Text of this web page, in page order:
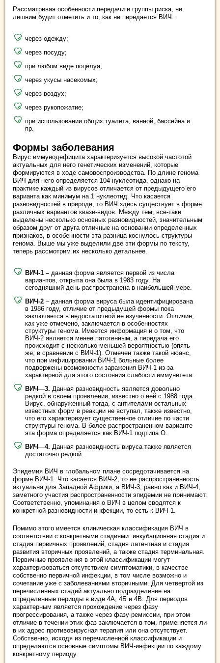
Рассматривая особенности передачи и группы риска, не
лишним будит отметить и то, как не передается ВИЧ:
через одежду;
через посуду;
при любом виде поцелуя;
через укусы насекомых;
через воздух;
через рукопожатие;
при использовании общих туалета, ванной, бассейна и
пр.
Формы заболевания
Вирус иммунодефицита характеризуется высокой частотой
актуальных для него генетических изменений, которые
формируются в ходе самовоспроизводства. По длине генома
ВИЧ для него определяется 104 нуклеотида, однако на
практике каждый из вирусов отличается от предыдущего его
варианта как минимум на 1 нуклеотид. Что касается
разновидностей в природе, то ВИЧ здесь существует в форме
различных вариантов квази-видов. Между тем, все-таки
выделены несколько основных разновидностей, значительным
образом друг от друга отличные на основании определенных
признаков, в особенности эта разница коснулось структуры
генома. Выше мы уже выделили две эти формы по тексту,
теперь рассмотрим их несколько детальнее.
ВИЧ-1 – данная форма является первой из числа
вариантов, открыта она была в 1983 году. На
сегодняшний день распространена в наибольшей мере.
ВИЧ-2 – данная форма вируса была идентифицирована
в 1986 году, отличие от предыдущей формы пока
заключается в недостаточной ее изученности. Отличие,
как уже отмечено, заключается в особенностях
структуры генома. Имеется информация и о том, что
ВИЧ-2 является менее патогенным, а передача его
происходит с несколько меньшей вероятностью (опять
же, в сравнении с ВИЧ-1). Отмечен также такой нюанс,
что при инфицировании ВИЧ-1 больные более
подвержены возможности заражения ВИЧ-1 из-за
характерной для этого состояния слабости иммунитета.
ВИЧ—3. Данная разновидность является довольно
редкой в своем проявлении, известно о ней с 1988 года.
Вирус, обнаруженный тогда, с антителами остальных
известных форм в реакции не вступал, также известно,
что его характеризует существенное отличие по части
структуры генома. В более распространенном варианте
эта форма определяется как ВИЧ-1 подтипа О.
ВИЧ—4. Данная разновидность вируса также является
достаточно редкой.
Эпидемия ВИЧ в глобальном плане сосредотачивается на
форме ВИЧ-1. Что касается ВИЧ-2, то ее распространенность
актуальна для Западной Африки, а ВИЧ-3, равно как и ВИЧ-4,
заметного участия распространенности эпидемии не принимают.
Соответственно, упоминания о ВИЧ в целом сводятся к
конкретной разновидности инфекции, то есть к ВИЧ-1.
Помимо этого имеется клиническая классификация ВИЧ в
соответствии с конкретными стадиями: инкубационная стадия и
стадия первичных проявлений, стадия латентная и стадия
развития вторичных проявлений, а также стадия терминальная.
Первичные проявления в этой классификации могут
характеризоваться отсутствием симптоматики, в качестве
собственно первичной инфекции, в том числе возможно и
сочетание уже с заболеваниями вторичными. Для четвертой из
перечисленных стадий актуально подразделение на
определенные периоды в виде 4А, 4Б и 4В. Для периодов
характерным является прохождение через фазу
прогрессирования, а также через фазу ремиссии, при этом
отличие в течении этих фаз заключается в том, применяется ли
в их адрес противовирусная терапия или она отсутствует.
Собственно, исходя из перечисленной классификации и
определяются основные симптомы ВИЧ-инфекции по каждому
конкретному периоду.